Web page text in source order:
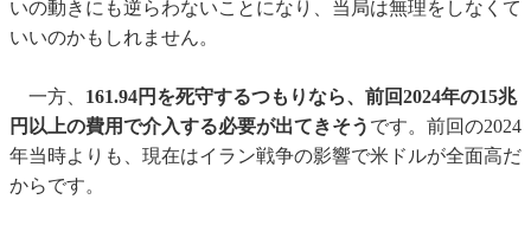
いの動きにも逆らわないことになり、当局は無理をしなくて
いいのかもしれません。
一方、 161.94円を死守するつもりなら、前回2024年の15兆
円以上の費用で介入する必要が出てきそう です。前回の2024
年当時よりも、現在はイラン戦争の影響で米ドルが全面高だ
からです。